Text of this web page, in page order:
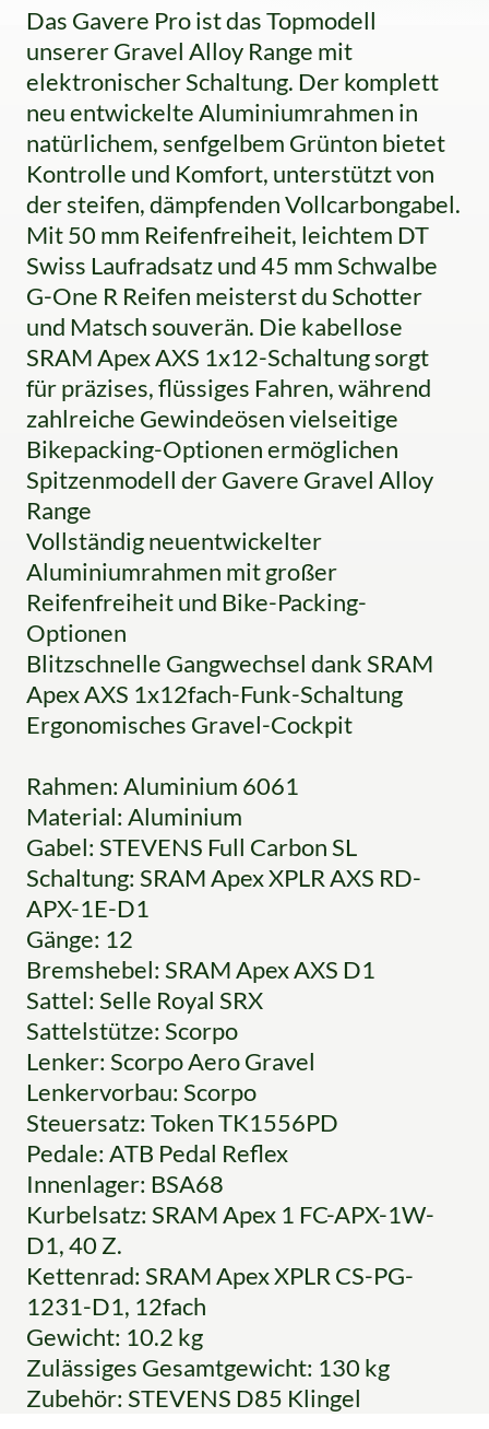
Das Gavere Pro ist das Topmodell
unserer Gravel Alloy Range mit
elektronischer Schaltung. Der komplett
neu entwickelte Aluminiumrahmen in
natürlichem, senfgelbem Grünton bietet
Kontrolle und Komfort, unterstützt von
der steifen, dämpfenden Vollcarbongabel.
Mit 50 mm Reifenfreiheit, leichtem DT
Swiss Laufradsatz und 45 mm Schwalbe
G-One R Reifen meisterst du Schotter
und Matsch souverän. Die kabellose
SRAM Apex AXS 1x12-Schaltung sorgt
für präzises, flüssiges Fahren, während
zahlreiche Gewindeösen vielseitige
Bikepacking-Optionen ermöglichen
Spitzenmodell der Gavere Gravel Alloy
Range
Vollständig neuentwickelter
Aluminiumrahmen mit großer
Reifenfreiheit und Bike-Packing-
Optionen
Blitzschnelle Gangwechsel dank SRAM
Apex AXS 1x12fach-Funk-Schaltung
Ergonomisches Gravel-Cockpit
Rahmen: Aluminium 6061
Material: Aluminium
Gabel: STEVENS Full Carbon SL
Schaltung: SRAM Apex XPLR AXS RD-
APX-1E-D1
Gänge: 12
Bremshebel: SRAM Apex AXS D1
Sattel: Selle Royal SRX
Sattelstütze: Scorpo
Lenker: Scorpo Aero Gravel
Lenkervorbau: Scorpo
Steuersatz: Token TK1556PD
Pedale: ATB Pedal Reflex
Innenlager: BSA68
Kurbelsatz: SRAM Apex 1 FC-APX-1W-
D1, 40 Z.
Kettenrad: SRAM Apex XPLR CS-PG-
1231-D1, 12fach
Gewicht: 10.2 kg
Zulässiges Gesamtgewicht: 130 kg
Zubehör: STEVENS D85 Klingel